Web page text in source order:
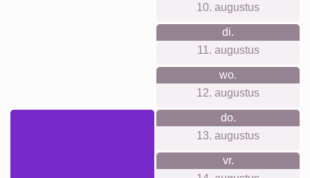
Er is geen account of aanmelding nodig en we beperken
het verzamelen van je gegevens tot een absoluut minimum.
We bieden duidelijke prijsinformatie zonder verborgen
kosten. Alle bestellingen worden geproduceerd met
duurzame, premium materialen in samenwerking met een
Voor elke gelegenheid iets
geschikts...